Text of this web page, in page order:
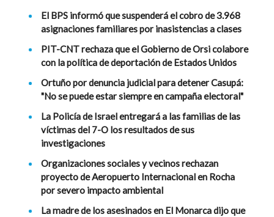
El BPS informó que suspenderá el cobro de 3.968
asignaciones familiares por inasistencias a clases
PIT-CNT rechaza que el Gobierno de Orsi colabore
con la política de deportación de Estados Unidos
Ortuño por denuncia judicial para detener Casupá:
"No se puede estar siempre en campaña electoral"
La Policía de Israel entregará a las familias de las
víctimas del 7-O los resultados de sus
investigaciones
Organizaciones sociales y vecinos rechazan
proyecto de Aeropuerto Internacional en Rocha
por severo impacto ambiental
La madre de los asesinados en El Monarca dijo que